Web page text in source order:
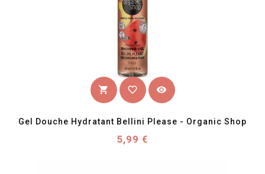
shopping_cart favorite_border visibility
Gel Douche Hydratant Bellini Please - Organic Shop
Prix
5,99 €